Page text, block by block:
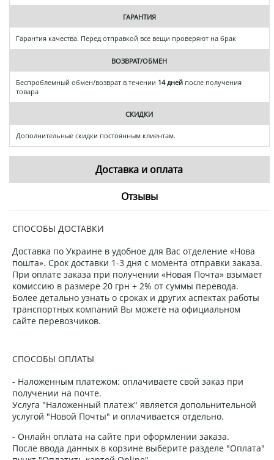
ГАРАНТИЯ
Гарантия качества. Перед отправкой все вещи проверяют на брак
ВОЗВРАТ/ОБМЕН
Беспроблемный обмен/возврат в течении 14 дней после получения
товара
СКИДКИ
Дополнительные скидки постоянным клиентам.
Доставка и оплата
Отзывы
СПОСОБЫ ДОСТАВКИ
Доставка по Украине в удобное для Вас отделение «Нова
пошта». Срок доставки 1-3 дня с момента отправки заказа.
При оплате заказа при получении «Новая Почта» взымает
комиссию в размере 20 грн + 2% от суммы перевода.
Более детально узнать о сроках и других аспектах работы
транспортных компаний Вы можете на официальном
сайте перевозчиков.
СПОСОБЫ ОПЛАТЫ
- Наложенным платежом: оплачиваете свой заказ при
получении на почте.
Услуга "Наложенный платеж" является допольнительной
услугой "Новой Почты" и оплачивается отдельно.
- Онлайн оплата на сайте при оформлении заказа.
После ввода данных в корзине выберите разделе "Оплата"